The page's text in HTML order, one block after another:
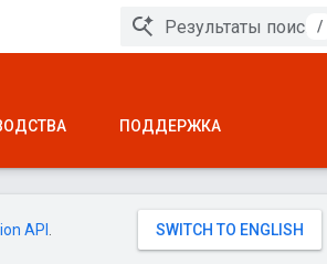
/
ПОДДЕРЖКА
API